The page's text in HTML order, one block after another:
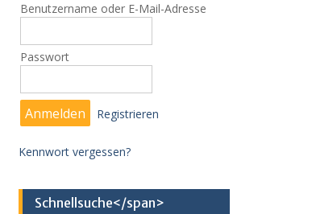
Benutzername oder E-Mail-Adresse
Passwort
Registrieren
Kennwort vergessen?
Schnellsuche</span>